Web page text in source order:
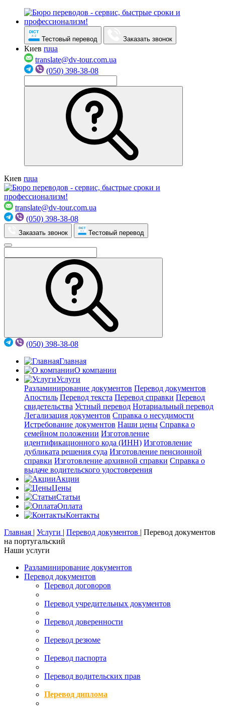
Тестовый перевод Заказать звонок
Киев ruua
translate@dv-tour.com.ua
(050) 398-38-08
Киев ruua
translate@dv-tour.com.ua
(050) 398-38-08
Заказать звонок Тестовый перевод
(050) 398-38-08
Главная
О компании
Услуги
Разламинирование документов Перевод документов
Апостиль Перевод текста Перевод справки Перевод
свидетельства Устный перевод Нотариальный перевод
Легализация документов Справка о несудимости
Истребование документов Наши цены Справка о
семейном положении Изготовление
идентификационного кода (ИНН) Изготовление
дубликата решения суда Изготовление пенсионной
справки Изготовление архивной справки Справка о
выдаче водительского удостоверения
Акции
Цены
Статьи
Оплата
Контакты
Главная | Услуги | Перевод документов | Перевод документов
на португальский
Наши услуги
Разламинирование документов
Перевод документов
Перевод договоров
Перевод учредительных документов
Перевод доверенности
Перевод резюме
Перевод паспорта
Перевод водительских прав
Перевод диплома